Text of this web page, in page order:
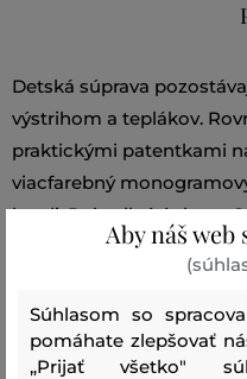
Detská súprava
výstrihom a teplákov.
praktickými patentkami
viacfarebný
hrudi. Pohodlný úplet zo
zaručuje dokonalú
pocit na dotyk. Skvele
vaše dieťa vyzerať
Translated with
Aby náš
Súhlasom so
pomáhate zlepšovať
„Prijať všetko"